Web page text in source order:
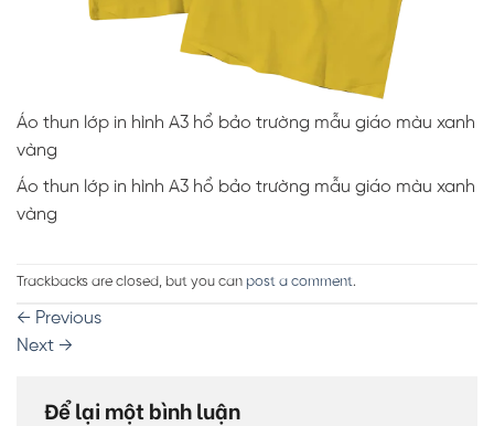
Áo thun lớp in hình A3 hổ bảo trường mẫu giáo màu xanh
vàng
Áo thun lớp in hình A3 hổ bảo trường mẫu giáo màu xanh
vàng
Trackbacks are closed, but you can post a comment.
← Previous
Next →
Để lại một bình luận